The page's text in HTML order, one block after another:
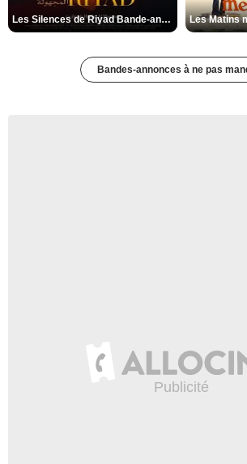
Les Silences de Riyad Bande-annonce VO STFR
Bandes-annonces à ne pas